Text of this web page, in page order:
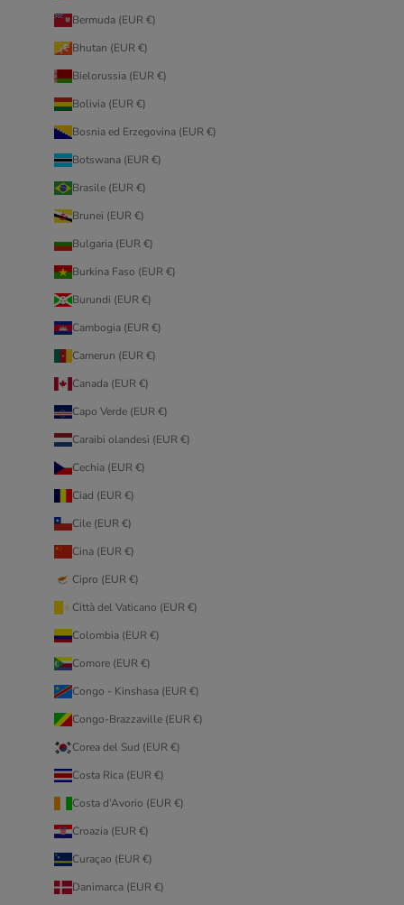
Bermuda (EUR €)
Bhutan (EUR €)
Bielorussia (EUR €)
Bolivia (EUR €)
Bosnia ed Erzegovina (EUR €)
Botswana (EUR €)
Brasile (EUR €)
Brunei (EUR €)
Bulgaria (EUR €)
Burkina Faso (EUR €)
Burundi (EUR €)
Cambogia (EUR €)
Camerun (EUR €)
Canada (EUR €)
Capo Verde (EUR €)
Caraibi olandesi (EUR €)
Cechia (EUR €)
Ciad (EUR €)
Cile (EUR €)
Cina (EUR €)
Cipro (EUR €)
Città del Vaticano (EUR €)
Colombia (EUR €)
Comore (EUR €)
Congo - Kinshasa (EUR €)
Congo-Brazzaville (EUR €)
Corea del Sud (EUR €)
Costa Rica (EUR €)
Costa d’Avorio (EUR €)
Croazia (EUR €)
Curaçao (EUR €)
Danimarca (EUR €)